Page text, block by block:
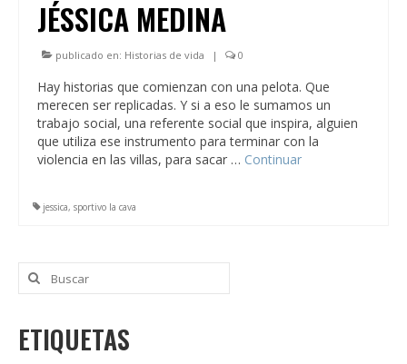
JÉSSICA MEDINA
publicado en: Historias de vida | 0
Hay historias que comienzan con una pelota. Que
merecen ser replicadas. Y si a eso le sumamos un
trabajo social, una referente social que inspira, alguien
que utiliza ese instrumento para terminar con la
violencia en las villas, para sacar … Continuar
jessica, sportivo la cava
Buscar
por:
ETIQUETAS